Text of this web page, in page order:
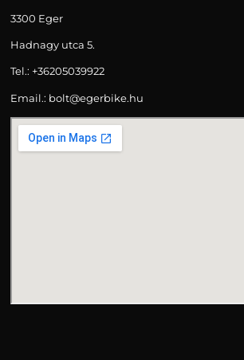
3300 Eger
Hadnagy utca 5.
Tel.: +36205039922
Email.: bolt@egerbike.hu